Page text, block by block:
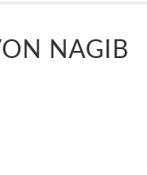
NAGIB